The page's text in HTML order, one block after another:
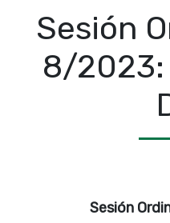
Sesión
8/2023:
Sesión